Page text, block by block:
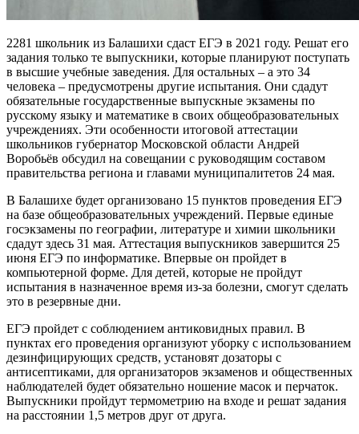
2281 школьник из Балашихи сдаст ЕГЭ в 2021 году. Решат его
задания только те выпускники, которые планируют поступать
в высшие учебные заведения. Для остальных – а это 34
человека – предусмотрены другие испытания. Они сдадут
обязательные государственные выпускные экзамены по
русскому языку и математике в своих общеобразовательных
учреждениях. Эти особенности итоговой аттестации
школьников губернатор Московской области Андрей
Воробьёв обсудил на совещании с руководящим составом
правительства региона и главами муниципалитетов 24 мая.
В Балашихе будет организовано 15 пунктов проведения ЕГЭ
на базе общеобразовательных учреждений. Первые единые
госэкзамены по географии, литературе и химии школьники
сдадут здесь 31 мая. Аттестация выпускников завершится 25
июня ЕГЭ по информатике. Впервые он пройдет в
компьютерной форме. Для детей, которые не пройдут
испытания в назначенное время из-за болезни, смогут сделать
это в резервные дни.
ЕГЭ пройдет с соблюдением антиковидных правил. В
пунктах его проведения организуют уборку с использованием
дезинфицирующих средств, установят дозаторы с
антисептиками, для организаторов экзаменов и общественных
наблюдателей будет обязательно ношение масок и перчаток.
Выпускники пройдут термометрию на входе и решат задания
на расстоянии 1,5 метров друг от друга.